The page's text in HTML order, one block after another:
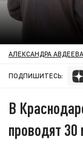
АЛЕКСАНДРА АВДЕЕВА
ПОДПИШИТЕСЬ:
В
проводят 30